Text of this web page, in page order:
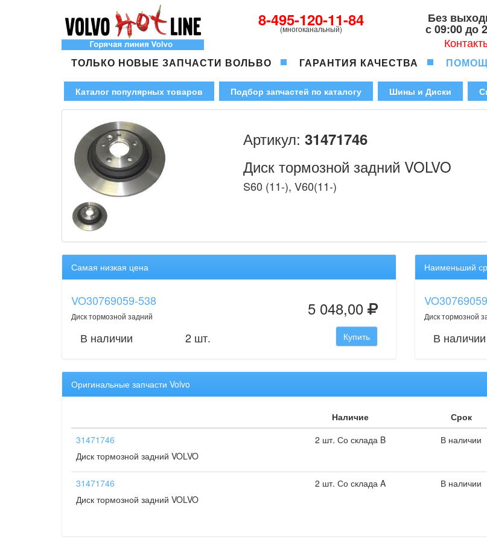
8-495-120-11-84
(многоканальный)
Без
с 09:00 до
ТОЛЬКО НОВЫЕ ЗАПЧАСТИ ВОЛЬВО ГАРАНТИЯ КАЧЕСТВА
Каталог популярных товаров Подбор запчастей по каталогу Шины и Диски
Артикул: 31471746
Диск тормозной задний VOLVO
S60 (11-), V60(11-)
Самая низкая цена
VO30769059-538
Диск тормозной задний 5 048,00
В наличии 2 шт. Купить
Наименьший
Диск тормозной
В наличии
Оригинальные запчасти Volvo
Наличие Срок
31471746
Диск тормозной задний VOLVO
2 шт. Со склада B В наличии
31471746
Диск тормозной задний VOLVO
2 шт. Со склада A В наличии